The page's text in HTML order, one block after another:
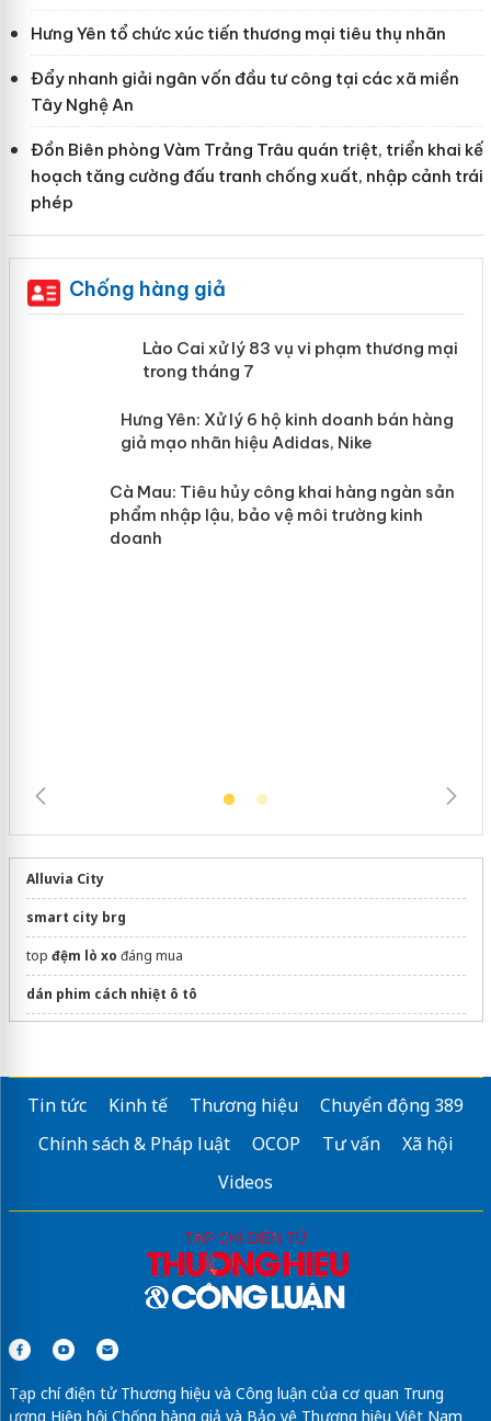
Hưng Yên tổ chức xúc tiến thương mại tiêu thụ nhãn
Đẩy nhanh giải ngân vốn đầu tư công tại các xã miền
Tây Nghệ An
Đồn Biên phòng Vàm Trảng Trâu quán triệt, triển khai kế
hoạch tăng cường đấu tranh chống xuất, nhập cảnh trái
phép
Chống hàng giả
Lào Cai xử lý 83 vụ vi phạm thương
mại trong tháng 7
Hưng Yên: Xử lý 6 hộ kinh doanh bán
hàng giả mạo nhãn hiệu Adidas, Nike
Alluvia City
smart city brg
top đệm lò xo đáng mua
dán phim cách nhiệt ô tô
Cho thuê văn phòng Dương Đình Nghệ
Thông tin bán đất Nam Bangiá rẻ
Tin tức Kinh tế Thương hiệu
Chuyển động 389
Chính sách & Pháp luật
OCOP Tư vấn
Xã hội
Videos
Tạp chí điện tử Thương hiệu và Công luận của cơ quan Trung
ương Hiệp hội Chống hàng giả và Bảo vệ Thương hiệu Việt Nam